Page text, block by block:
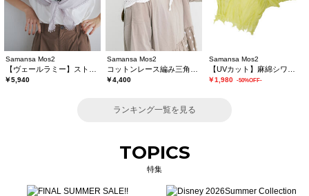
Samansa Mos2
￥5,940
Samansa Mos2
￥4,400
Samansa Mos2
￥1,980 -50%OFF-
ランキング一覧を見る
TOPICS
特集